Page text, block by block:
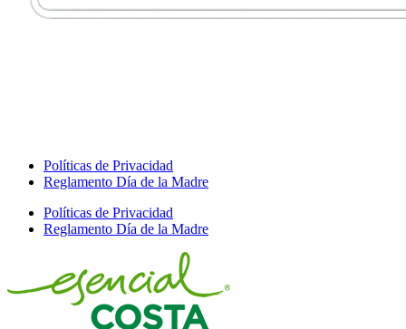
Políticas de Privacidad
Reglamento Día de la Madre
Políticas de Privacidad
Reglamento Día de la Madre